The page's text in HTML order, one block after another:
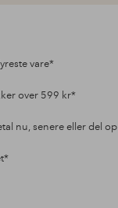
vare*
over 599 kr*
nu, senere eller del op